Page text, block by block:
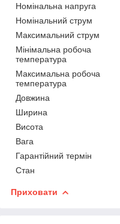
Номінальна напруга
Номінальний струм
Максимальний струм
Мінімальна робоча
температура
Максимальна робоча
температура
Довжина
Ширина
Висота
Вага
Гарантійний термін
Стан
Приховати